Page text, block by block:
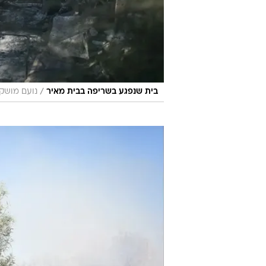
בית שנפגע בשריפה בבית מאיר / נועם